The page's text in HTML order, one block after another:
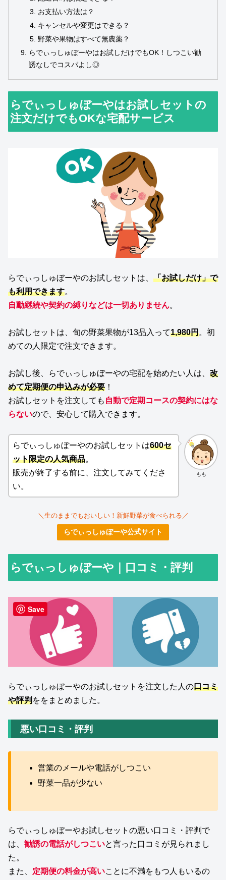
お支払い方法は？
キャンセルや変更はできる？
野菜や果物はすべて無農薬？
らでぃっしゅぼーやはお試しだけでもOK！しつこい勧
誘なしでコスパよし◎
らでぃっしゅぼーやはお試しセットの
注文だけでもOKな宅配サービス
らでぃっしゅぼーやのお試しセットは、 「お試しだけ」で
も利用できます。
自動継続や契約の縛りなどは一切ありません。
お試しセットは、旬の野菜果物が13品入って1,980円。初
めての人限定で注文できます。
お試し後、らでぃっしゅぼーやの宅配を始めたい人は、 改
めて定期便の申込みが必要 ！
お試しセットを注文しても 自動で定期コースの契約にはな
らないので、安心して購入できます。
もも
らでぃっしゅぼーやのお試しセットは600セ
ット限定の人気商品。
販売が終了する前に、注文してみてくださ
い。
＼生のままでもおいしい！新鮮野菜が食べられる／
らでぃっしゅぼーや公式サイト
らでぃっしゅぼーや｜口コミ・評判
らでぃっしゅぼーやのお試しセットを注文した人の口コミ
や評判ををまとめました。
悪い口コミ・評判
営業のメールや電話がしつこい
野菜一品が少ない
らでぃっしゅぼーやお試しセットの悪い口コミ・評判で
は、 勧誘の電話がしつこいと言った口コミが見られまし
た。
また、 定期便の料金が高いことに不満をもつ人もいるの
Save